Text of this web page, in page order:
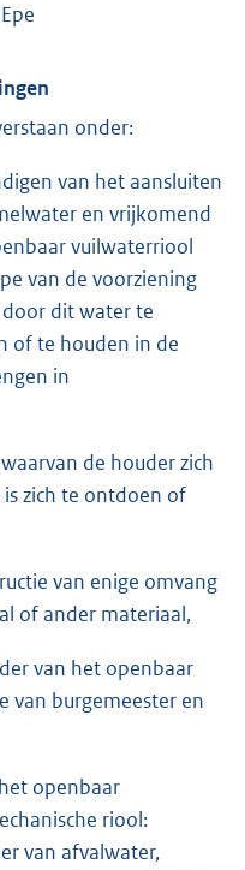
onder:
van het aansluiten
en vrijkomend
vuilwaterriool
van de voorziening
dit water te
of te houden in de
in
de houder zich
zich te ontdoen of
van enige omvang
of ander materiaal,
van het openbaar
van burgemeester en
openbaar
riool:
van afvalwater,